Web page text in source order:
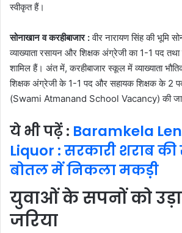
स्वीकृत हैं।
सोनाखान व करहीबाजार :वीर नारायण सिंह की भूमि
व्याख्याता रसायन और शिक्षक अंग्रेजी का 1-1 पद
शामिल हैं। अंत में, करहीबाजार स्कूल में व्याख्याता
शिक्षक अंग्रेजी के 1-1 पद और सहायक शिक्षक के 2
(Swami Atmanand School Vacancy) की
ये भी पढे़ं : Baramkela
Liquor : सरकारी शराब
बोतल में निकला मकड़ी
युवाओं के सपनों को
जरिया